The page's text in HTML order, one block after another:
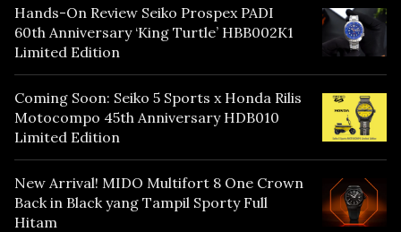
Hands-On Review Seiko Prospex PADI
60th Anniversary ‘King Turtle’ HBB002K1
Limited Edition
Coming Soon: Seiko 5 Sports x Honda Rilis
Motocompo 45th Anniversary HDB010
Limited Edition
New Arrival! MIDO Multifort 8 One Crown
Back in Black yang Tampil Sporty Full
Hitam